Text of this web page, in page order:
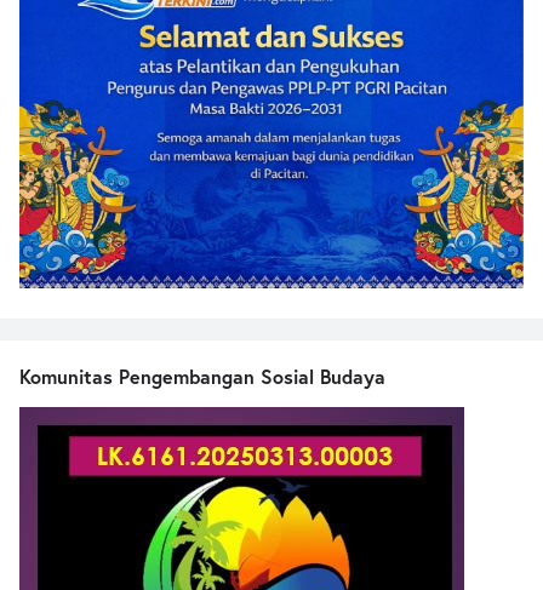
Komunitas Pengembangan Sosial Budaya